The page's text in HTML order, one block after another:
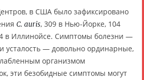
в США было зафиксировано
C. auris, 309 в Нью-Йорке, 104
в Иллинойсе. Симптомы болезни —
усталость — довольно ординарные,
организмом
эти безобидные симптомы могут